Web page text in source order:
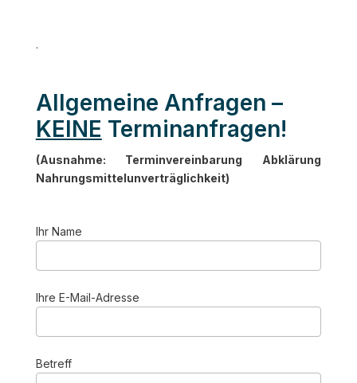
.
Allgemeine Anfragen –
KEINE Terminanfragen!
(Ausnahme: Terminvereinbarung Abklärung
Nahrungsmittelunverträglichkeit)
Ihr Name
Ihre E-Mail-Adresse
Betreff